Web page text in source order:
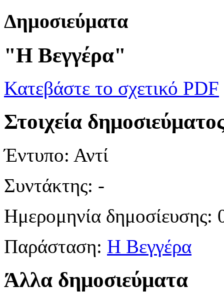
Δημοσιεύματα
"Η Βεγγέρα"
Κατεβάστε το σχετικό PDF
Στοιχεία
Έντυπο: Αντί
Συντάκτης: -
Ημερομηνία δημοσίευσης:
Παράσταση: Η Βεγγέρα
Άλλα δημοσιεύματα